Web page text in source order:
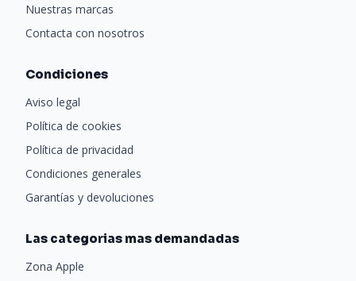
Nuestras marcas
Contacta con nosotros
Condiciones
Aviso legal
Política de cookies
Política de privacidad
Condiciones generales
Garantías y devoluciones
Las categorias mas demandadas
Zona Apple